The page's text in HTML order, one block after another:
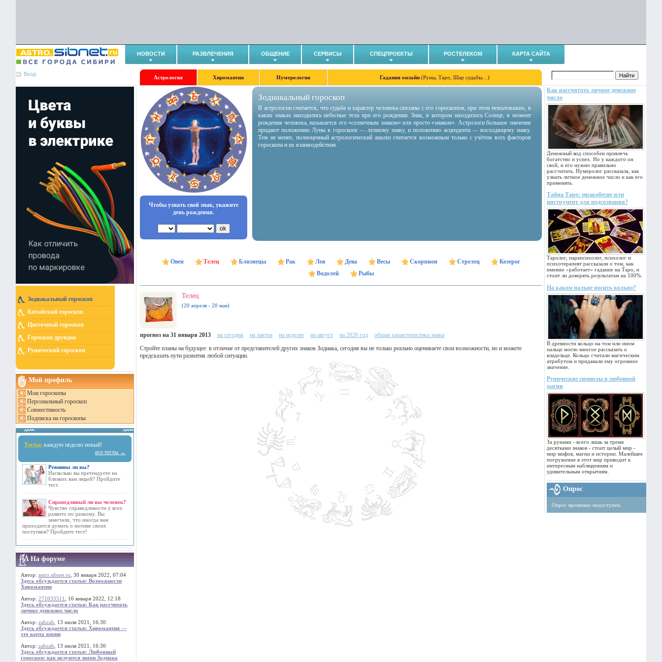
НОВОСТИ РАЗВЛЕЧЕНИЯ ОБЩЕНИЕ СЕРВИСЫ СПЕЦПРОЕКТЫ РОСТЕЛЕКОМ КАРТА САЙТА
Вход
Астрология Хиромантия Нумерология Гадания онлайн (Руны, Таро, Шар судьбы…)
Зодиакальный гороскоп
Китайский гороскоп
Цветочный гороскоп
Гороскоп друидов
Рунический гороскоп
Мой профиль
Мои гороскопы
Персональный гороскоп
Совместимость
Подписка на гороскопы
Тесты: каждую неделю новый!
все тесты →
Ревнивы ли вы?
Насколько вы претендуете на
близких вам людей? Пройдите
тест.
Справедливый ли вы человек?
Чувство справедливости у всех
развито по разному. Вы
замечали, что иногда вам
приходится думать о мотиве своих
поступков? Пройдите тест!
На форуме
Автор: astro.sibnet.ru , 30 января 2022, 07:04
Здесь обсуждается статья: Возможности
Хиромантии
Автор: 271033511
, 16 января 2022, 12:18
Здесь обсуждается статья: Как рассчитать
личное денежное число
Автор: zabzab , 13 июля 2021, 16:30
Здесь обсуждается статья: Хиромантия —
это карта жизни
Автор: zabzab , 13 июля 2021, 16:30
Здесь обсуждается статья: Любовный
гороскоп: как целуются знаки Зодиака
Как рассчитать личное денежное
число
Денежный код способен привлечь
богатство и успех. Но у каждого он
свой, и его нужно правильно
рассчитать. Нумеролог рассказала, как
узнать личное денежное число и как его
применять.
Тайна Таро: мракобесие или
инструмент для подсознания?
Таролог, парапсихолог, психолог и
психотерапевт рассказали о том, как
именно «работает» гадание на Таро, и
стоит ли доверять результатам на 100%.
На каком пальце носить кольцо?
В древности кольцо на том или ином
пальце могло многое рассказать о
владельце. Кольцо считали магическим
атрибутом и придавали ему огромное
значение.
Рунические символы в любовной
магии
За рунами - всего лишь за тремя
десятками знаков - стоит целый мир -
мир мифов, магии и истории. Малейшее
погружение в этот мир приводит к
интересным наблюдениям и
удивительным открытиям.
Опрос
Опрос временно недоступен.
Чтобы узнать свой знак, укажите
день рождения.
Зодиакальный гороскоп
В астрологии считается, что судьба и характер человека связаны с его гороскопом, при этом немаловажно, в
каких знаках находились небесные тела при его рождении. Знак, в котором находилось Солнце, в момент
рождения человека, называется его «солнечным знаком» или просто «знаком». Астрологи большое значение
придают положению Луны в гороскопе — лунному знаку, и положению асцендента — восходящему знаку.
Тем не менее, полноценный астрологический анализ считается возможным только с учётом всех факторов
гороскопа и их взаимодействия.
Овен Телец Близнецы Рак Лев Дева Весы Скорпион Стрелец
Козерог
Водолей
Рыбы
Телец
(20 апреля - 20 мая)
прогноз на 31 января 2013 на сегодня на завтра на неделю на август на 2026 год
общая характеристика знака
Стройте планы на будущее: в отличие от представителей других знаков Зодиака, сегодня вы не только реально оцениваете свои возможности, но и можете
предсказать пути развития любой ситуации.